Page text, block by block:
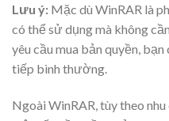
Lưu ý: Mặc dù WinRAR là
có thể sử dụng mà không
yêu cầu mua bản quyền,
tiếp bình thường.
Ngoài WinRAR, tùy theo